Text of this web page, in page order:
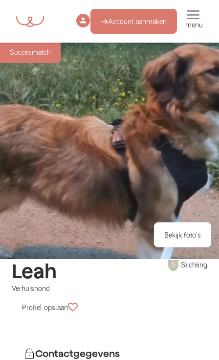
Account aanmaken menu
Succesmatch
Bekijk foto's
Leah
Verhuishond
Stichting
Profiel opslaan
Contactgegevens